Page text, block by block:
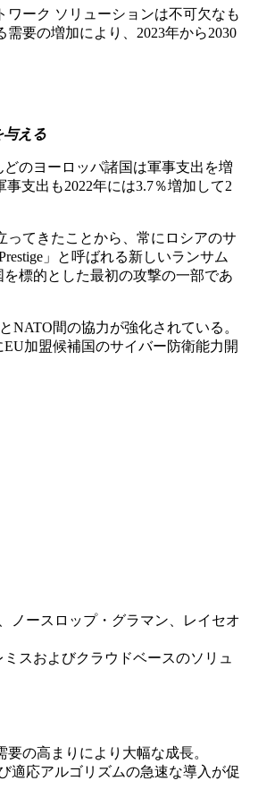
ーク ソリューションは不可欠なも
要の増加により、2023年から2030
与える
のヨーロッパ諸国は軍事支出を増
支出も2022年には3.7％増加して2
てきたことから、常にロシアのサ
」と呼ばれる新しいランサム
標的とした最初の攻撃の一部であ
間の協力が強化されている。
加盟候補国のサイバー防衛能力開
ノースロップ・グラマン、レイセオ
スおよびクラウドベースのソリュ
の高まりにより大幅な成長。
適応アルゴリズムの急速な導入が促